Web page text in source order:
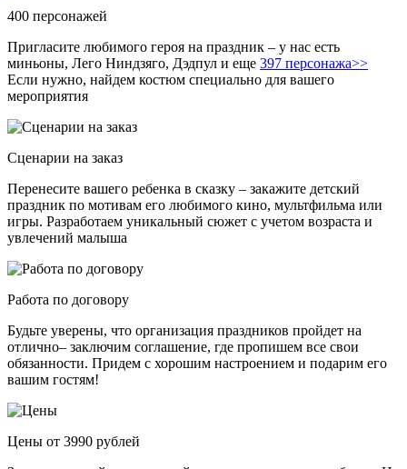
400 персонажей
Пригласите любимого героя на праздник – у нас есть
миньоны, Лего Ниндзяго, Дэдпул и еще 397 персонажа>>
Если нужно, найдем костюм специально для вашего
мероприятия
Сценарии на заказ
Перенесите вашего ребенка в сказку – закажите детский
праздник по мотивам его любимого кино, мультфильма или
игры. Разработаем уникальный сюжет с учетом возраста и
увлечений малыша
Работа по договору
Будьте уверены, что организация праздников пройдет на
отлично– заключим соглашение, где пропишем все свои
обязанности. Придем с хорошим настроением и подарим его
вашим гостям!
Цены от 3990 рублей